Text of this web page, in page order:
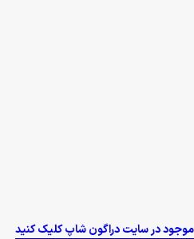
در سایت دراگون شاپ کلیک کنید